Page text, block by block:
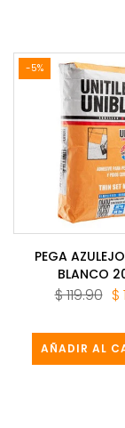
-5%
PEGA
BLANCO
$ 119.90 $
AÑADIR AL